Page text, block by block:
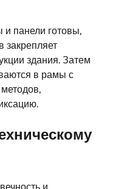
и панели готовы,
закрепляет
здания. Затем
в рамы с